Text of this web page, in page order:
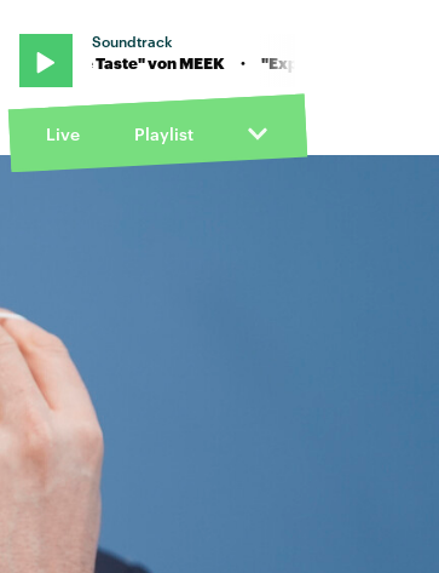
Soundtrack
von MEEK · "Expensive Taste" von MEEK
Live Playlist